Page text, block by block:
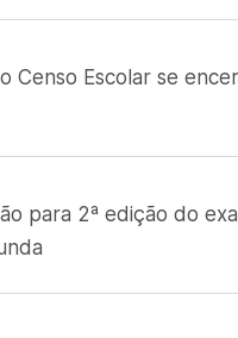
Censo Escolar se
para 2ª edição do